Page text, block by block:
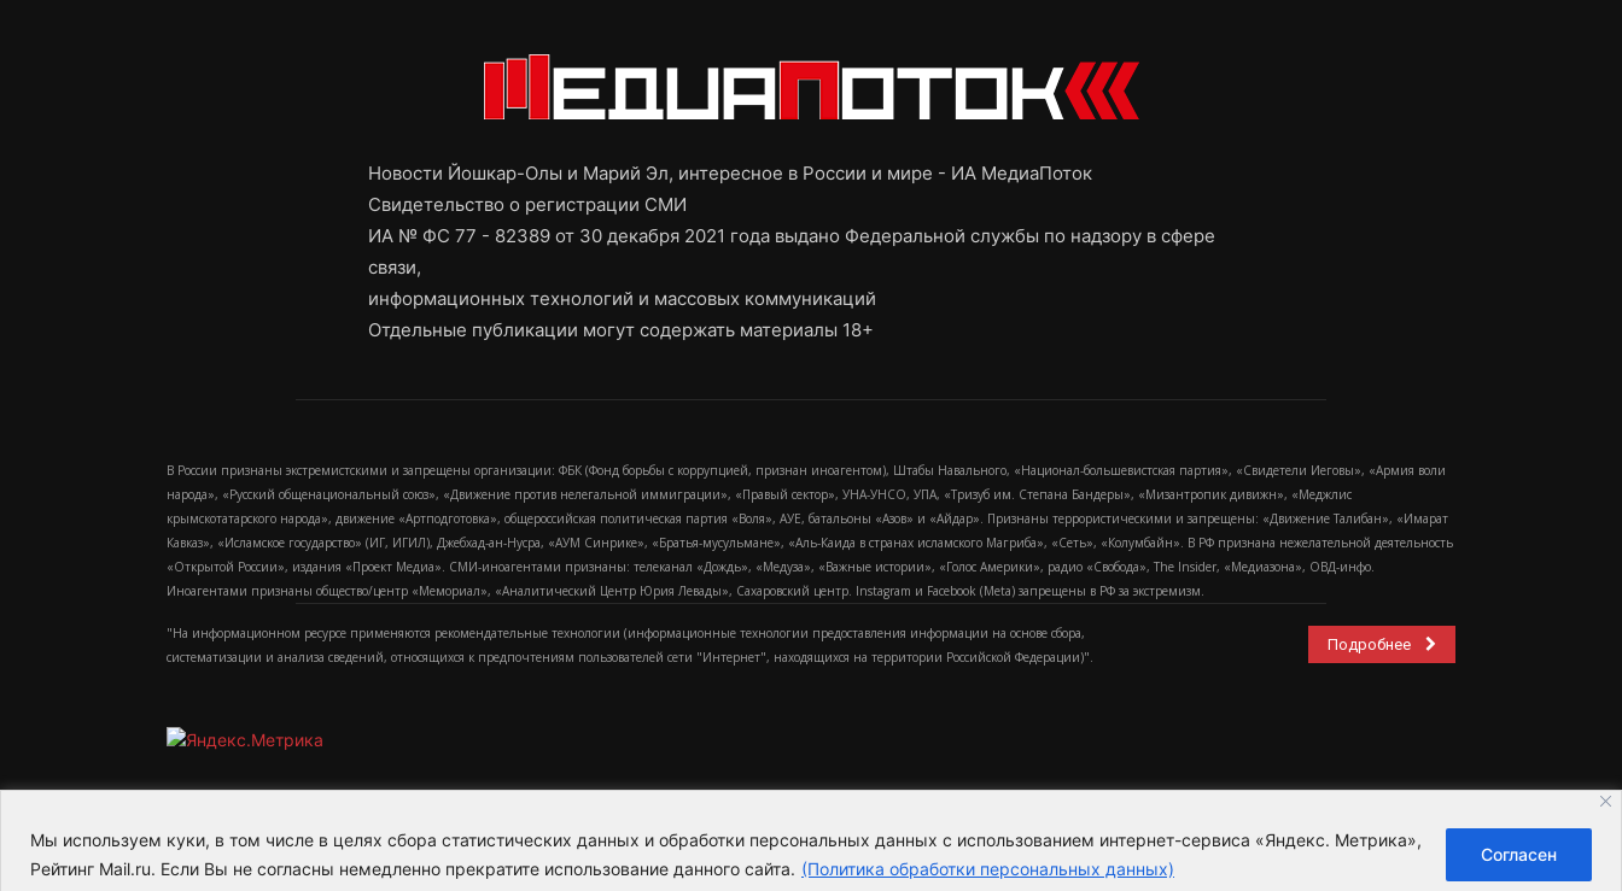
Мы используем куки, в том числе в целях сбора статистических данных и обработки персональных данных с использованием интернет-сервиса «Яндекс. Метрика»,
Рейтинг Mail.ru. Если Вы не согласны немедленно прекратите использование данного сайта. (Политика обработки персональных данных)
Согласен
Новости Йошкар-Олы и Марий Эл, интересное в России и мире - ИА МедиаПоток
Свидетельство о регистрации СМИ
ИА № ФС 77 - 82389 от 30 декабря 2021 года выдано Федеральной службы по надзору в сфере
связи,
информационных технологий и массовых коммуникаций
Отдельные публикации могут содержать материалы 18+
В России признаны экстремистскими и запрещены организации: ФБК (Фонд борьбы с коррупцией, признан иноагентом), Штабы Навального, «Национал-большевистская партия», «Свидетели Иеговы», «Армия воли
народа», «Русский общенациональный союз», «Движение против нелегальной иммиграции», «Правый сектор», УНА-УНСО, УПА, «Тризуб им. Степана Бандеры», «Мизантропик дивижн», «Меджлис
крымскотатарского народа», движение «Артподготовка», общероссийская политическая партия «Воля», АУЕ, батальоны «Азов» и «Айдар». Признаны террористическими и запрещены: «Движение Талибан», «Имарат
Кавказ», «Исламское государство» (ИГ, ИГИЛ), Джебхад-ан-Нусра, «АУМ Синрике», «Братья-мусульмане», «Аль-Каида в странах исламского Магриба», «Сеть», «Колумбайн». В РФ признана нежелательной деятельность
«Открытой России», издания «Проект Медиа». СМИ-иноагентами признаны: телеканал «Дождь», «Медуза», «Важные истории», «Голос Америки», радио «Свобода», The Insider, «Медиазона», ОВД-инфо.
Иноагентами признаны общество/центр «Мемориал», «Аналитический Центр Юрия Левады», Сахаровский центр. Instagram и Facebook (Metа) запрещены в РФ за экстремизм.
"На информационном ресурсе применяются рекомендательные технологии (информационные технологии предоставления информации на основе сбора,
систематизации и анализа сведений, относящихся к предпочтениям пользователей сети "Интернет", находящихся на территории Российской Федерации)".
Подробнее
2015-2026- Информационное агентство МедиаПоток Для справки
Пользовательское соглашение
Политика обработки персональных данных